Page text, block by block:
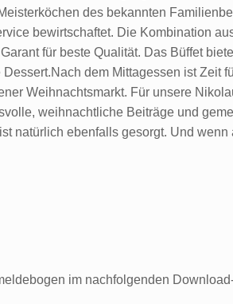
des bekannten
bewirtschaftet. Die Kombination
für beste Qualität. Das Büffet
dem Mittagessen ist Zeit
Weihnachtsmarkt. Für unsere
weihnachtliche Beiträge und
natürlich ebenfalls gesorgt. Und
im nachfolgenden